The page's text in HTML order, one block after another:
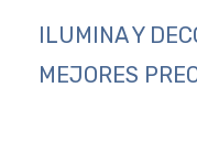
ILUMINA Y
MEJORES